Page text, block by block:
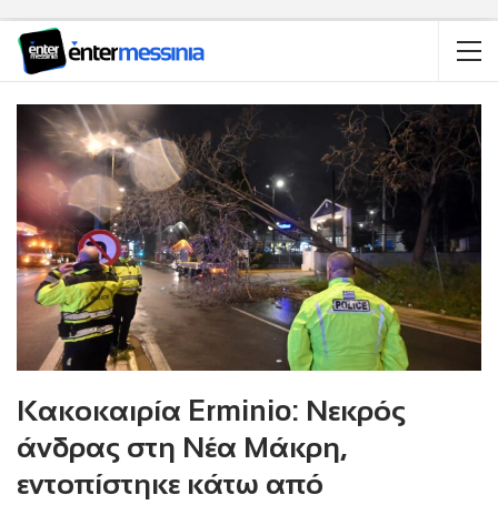
Κακοκαιρία Erminio: Νεκρός
άνδρας στη Νέα Μάκρη,
εντοπίστηκε κάτω από